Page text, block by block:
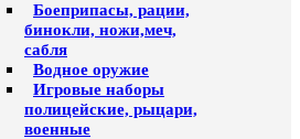
Боеприпасы, рации,
бинокли, ножи,меч,
сабля
Водное оружие
Игровые наборы
полицейские, рыцари,
военные